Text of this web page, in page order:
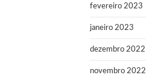
fevereiro 2023
janeiro 2023
dezembro 2022
novembro 2022